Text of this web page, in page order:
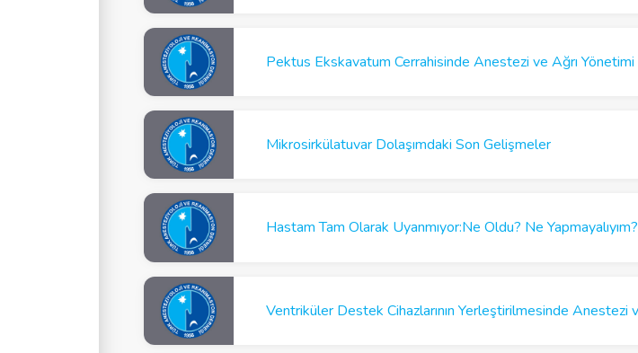
Pektus Ekskavatum Cerrahisinde Anestezi ve Ağrı Yönetimi
Mikrosirkülatuvar Dolaşımdaki Son Gelişmeler
Hastam Tam Olarak Uyanmıyor:Ne Oldu? Ne Yapmayalıyım?